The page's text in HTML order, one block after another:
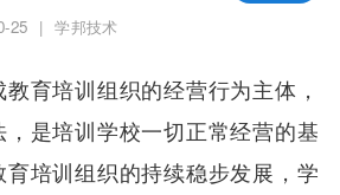
25 | 学邦技术
培训组织的经营行为主体，
是培训学校一切正常经营的基
培训组织的持续稳步发展，学